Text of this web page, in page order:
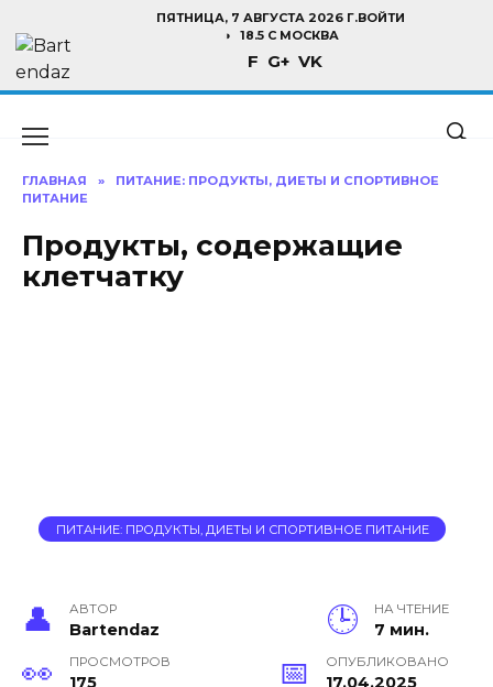
содержанию
ПЯТНИЦА, 7 АВГУСТА 2026 Г.ВОЙТИ
18.5 C МОСКВА
F G+ VK
ГЛАВНАЯ »
ПИТАНИЕ: ПРОДУКТЫ, ДИЕТЫ И СПОРТИВНОЕ
ПИТАНИЕ
Продукты, содержащие
клетчатку
ПИТАНИЕ: ПРОДУКТЫ, ДИЕТЫ И СПОРТИВНОЕ ПИТАНИЕ
АВТОР
Bartendaz
НА ЧТЕНИЕ
7 мин.
ПРОСМОТРОВ
175
ОПУБЛИКОВАНО
17.04.2025